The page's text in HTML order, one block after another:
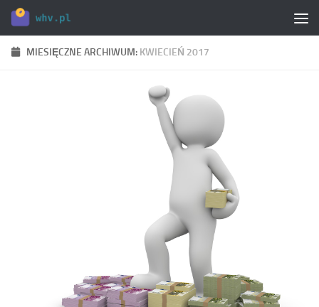
Skip to content
MIESIĘCZNE ARCHIWUM: KWIECIEŃ 2017